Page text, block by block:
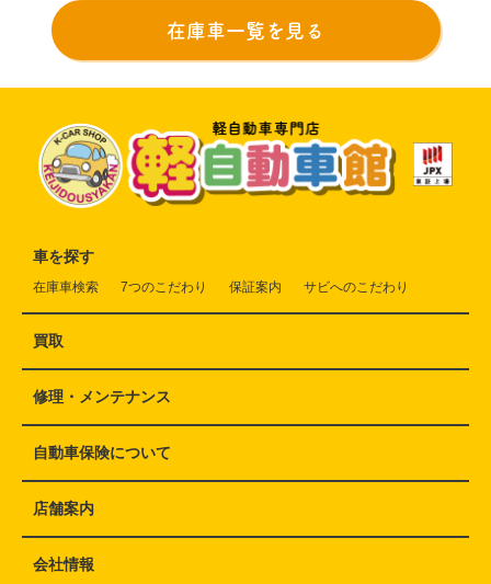
在庫車一覧を見る
車を探す
在庫車検索 7つのこだわり 保証案内 サビへのこだわり
買取
修理・メンテナンス
自動車保険について
店舗案内
会社情報